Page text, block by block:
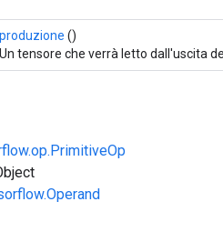
produzione ()
Un tensore che verrà letto dall'uscita